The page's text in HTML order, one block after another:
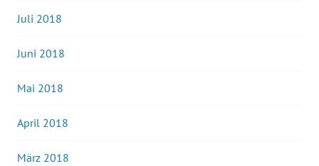
Juli 2018
Juni 2018
Mai 2018
April 2018
März 2018